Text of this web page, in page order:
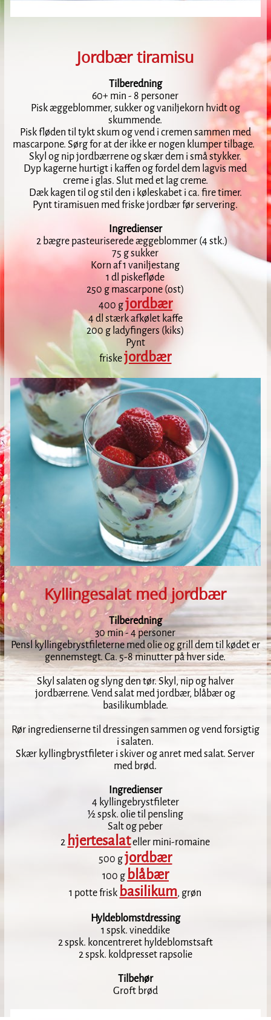
Jordbær tiramisu
Tilberedning
60+ min - 8 personer
Pisk æggeblommer, sukker og vaniljekorn hvidt og
skummende.
Pisk fløden til tykt skum og vend i cremen sammen med
mascarpone. Sørg for at der ikke er nogen klumper tilbage.
Skyl og nip jordbærrene og skær dem i små stykker.
Dyp kagerne hurtigt i kaffen og fordel dem lagvis med
creme i glas. Slut med et lag creme.
Dæk kagen til og stil den i køleskabet i ca. fire timer.
Pynt tiramisuen med friske jordbær før servering.
Ingredienser
2 bægre pasteuriserede æggeblommer (4 stk.)
75 g sukker
Korn af 1 vaniljestang
1 dl piskefløde
250 g mascarpone (ost)
400 gjordbær
4 dl stærk afkølet kaffe
200 g ladyfingers (kiks)
Pynt
friskejordbær
Kyllingesalat med jordbær
Tilberedning
30 min - 4 personer
Pensl kyllingebrystfileterne med olie og grill dem til kødet er
gennemstegt. Ca. 5-8 minutter på hver side.
Skyl salaten og slyng den tør. Skyl, nip og halver
jordbærrene. Vend salat med jordbær, blåbær og
basilikumblade.
Rør ingredienserne til dressingen sammen og vend forsigtig
i salaten.
Skær kyllingbrystfileter i skiver og anret med salat. Server
med brød.
Ingredienser
4 kyllingebrystfileter
½ spsk. olie til pensling
Salt og peber
2 hjertesalateller mini-romaine
500 gjordbær
100 g blåbær
1 potte frisk basilikum, grøn
Hyldeblomstdressing
1 spsk. vineddike
2 spsk. koncentreret hyldeblomstsaft
2 spsk. koldpresset rapsolie
Tilbehør
Groft brød